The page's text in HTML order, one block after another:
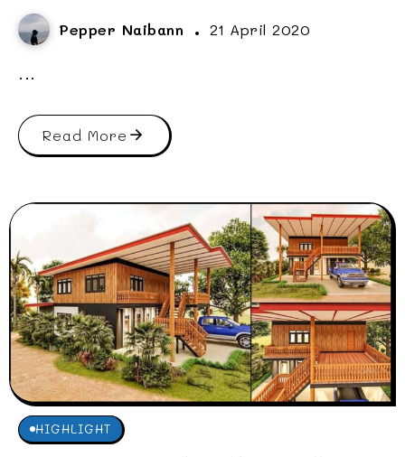
Pepper Naibann 21 April 2020
...
Read More
HIGHLIGHT